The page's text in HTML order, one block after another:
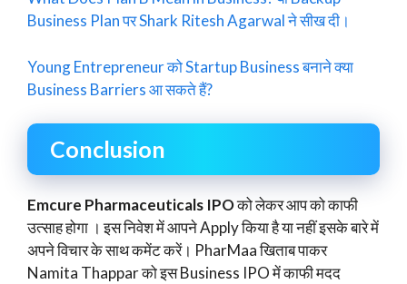
Business Plan पर Shark Ritesh Agarwal ने सीख दी।
Young Entrepreneur को Startup Business बनाने क्या
Business Barriers आ सकते हैं?
Conclusion
Emcure Pharmaceuticals IPOको लेकर आप को काफी
उत्साह होगा । इस निवेश में आपने Apply किया है या नहीं इसके बारे में
अपने विचार के साथ कमेंट करें। PharMaa खिताब पाकर
Namita Thappar को इस Business IPO में काफी मदद